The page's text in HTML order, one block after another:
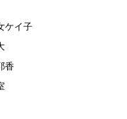
ケイ子
香